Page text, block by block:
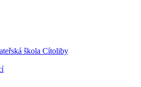
škola Cítoliby